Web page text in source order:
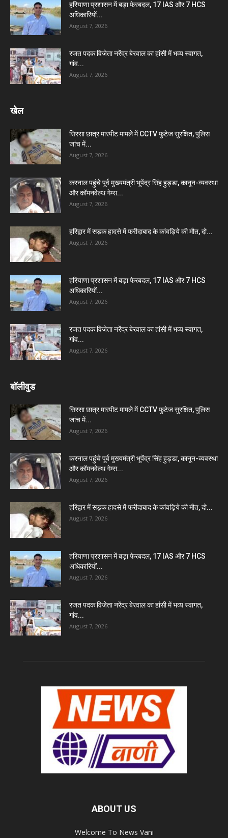
हरियाणा प्रशासन में बड़ा फेरबदल, 17 IAS और 7 HCS
अधिकारियों...
August 7, 2026
रजत पदक विजेता नरेंद्र बेरवाल का हांसी में भव्य स्वागत,
गांव...
August 7, 2026
खेल
सिरसा छात्र मारपीट मामले में CCTV फुटेज सुरक्षित, पुलिस
जांच में...
August 7, 2026
करनाल पहुंचे पूर्व मुख्यमंत्री भूपेंद्र सिंह हुड्डा, कानून-व्यवस्था
और कॉमनवेल्थ गेम्स...
August 7, 2026
हरिद्वार में सड़क हादसे में फरीदाबाद के कांवड़िये की मौत, दो...
August 7, 2026
हरियाणा प्रशासन में बड़ा फेरबदल, 17 IAS और 7 HCS
अधिकारियों...
August 7, 2026
रजत पदक विजेता नरेंद्र बेरवाल का हांसी में भव्य स्वागत,
गांव...
August 7, 2026
बॉलीवुड
सिरसा छात्र मारपीट मामले में CCTV फुटेज सुरक्षित, पुलिस
जांच में...
August 7, 2026
करनाल पहुंचे पूर्व मुख्यमंत्री भूपेंद्र सिंह हुड्डा, कानून-व्यवस्था
और कॉमनवेल्थ गेम्स...
August 7, 2026
हरिद्वार में सड़क हादसे में फरीदाबाद के कांवड़िये की मौत, दो...
August 7, 2026
हरियाणा प्रशासन में बड़ा फेरबदल, 17 IAS और 7 HCS
अधिकारियों...
August 7, 2026
रजत पदक विजेता नरेंद्र बेरवाल का हांसी में भव्य स्वागत,
गांव...
August 7, 2026
ABOUT US
Welcome To News Vani